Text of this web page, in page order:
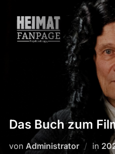
Inhalt
springen
Das Buch zum
von Administrator in